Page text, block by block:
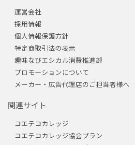
運営会社
採用情報
個人情報保護方針
特定商取引法の表示
趣味なびエシカル消費推進部
プロモーションについて
メーカー・広告代理店のご担当者様へ
関連サイト
コエテコカレッジ
コエテコカレッジ協会プラン